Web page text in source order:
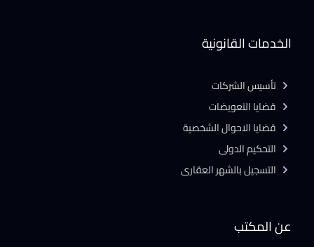
عن المكتب
الخدمات القانونية
تأسيس الشركات
قضايا التعويضات
قضايا الاحوال الشخصية
التحكيم الدولى
التسجيل بالشهر العقارى